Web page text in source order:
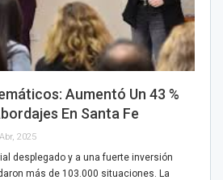
Aumentó Un 43 %
En Santa Fe
2025
desplegado y a una fuerte inversión
más de 103.000 situaciones. La